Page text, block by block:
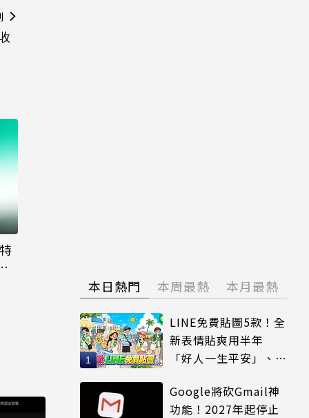
本日熱門 本周最熱 本月最熱
LINE免費貼圖5款！全
新表情貼爽用半年
「好人一生平安」、
Google將砍Gmail神
功能！2027年起停止